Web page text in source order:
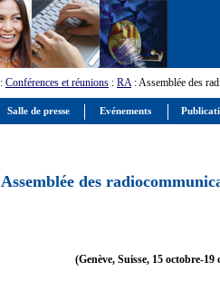
: Conférences et réunions : RA: Assemblée des
Assemblée des
(Genève, Suisse, 15 octobre-19
Salle de presse Evénements